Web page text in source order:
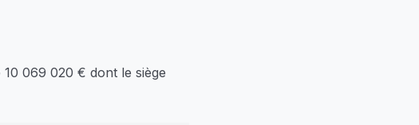
069 020 € dont le siège